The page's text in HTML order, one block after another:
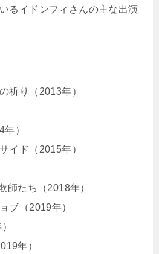
るイドンフィさんの主な出演
祈り（2013年）
）
イド（2015年）
師たち（2018年）
ブ（2019年）
年）